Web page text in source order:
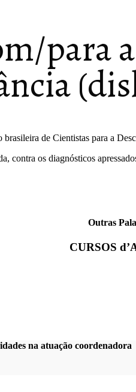
para
de Cientistas para a
contra os diagnósticos
Outras
CURSOS
na atuação coordenadora